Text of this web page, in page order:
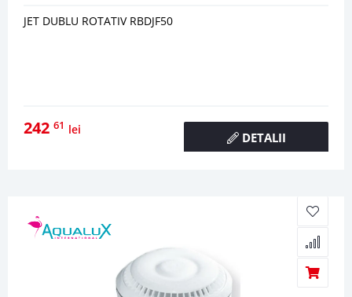
JET DUBLU ROTATIV RBDJF50
242 61 lei
DETALII